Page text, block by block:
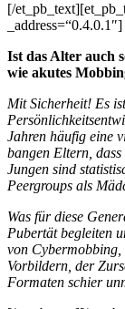
[/
_address=“0.4.0.1″]
Ist das Alter auch
wie akutes
Mit Sicherheit! Es
Jahren häufig eine
bangen Eltern,
Jungen sind
Peergroups als
Was für diese
Pubertät begleiten
von Cybermobbing,
Vorbildern, der
Formaten schier